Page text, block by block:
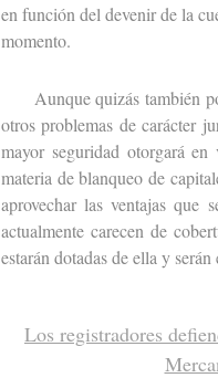
en función del devenir de la
momento.
Aunque quizás también
otros problemas de carácter
mayor seguridad otorgará
materia de blanqueo de
aprovechar las ventajas que
actualmente carecen de
estarán dotadas de ella y
Los registradores